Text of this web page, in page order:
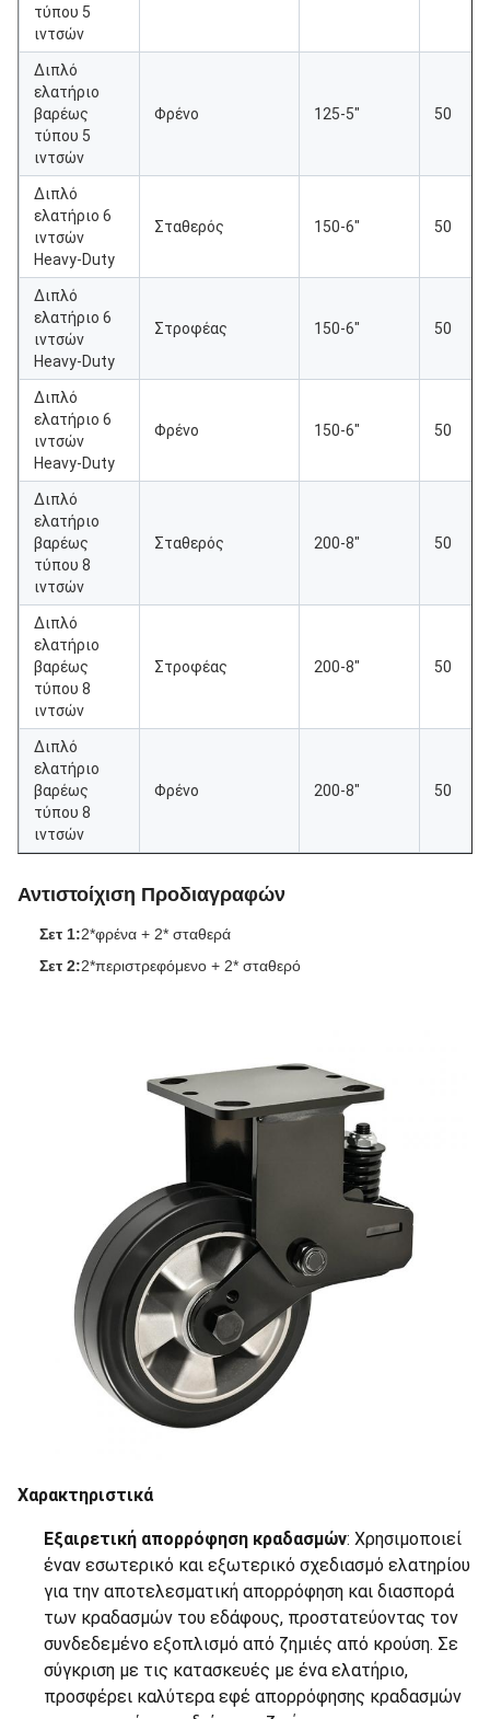
τύπου 5
ιντσών
Διπλό
ελατήριο
βαρέως
τύπου 5
ιντσών
Φρένο 125-5" 50
Διπλό
ελατήριο 6
ιντσών
Heavy-Duty
Σταθερός 150-6" 50
Διπλό
ελατήριο 6
ιντσών
Heavy-Duty
Στροφέας 150-6" 50
Διπλό
ελατήριο 6
ιντσών
Heavy-Duty
Φρένο 150-6" 50
Διπλό
ελατήριο
βαρέως
τύπου 8
ιντσών
Σταθερός 200-8" 50
Διπλό
ελατήριο
βαρέως
τύπου 8
ιντσών
Στροφέας 200-8" 50
Διπλό
ελατήριο
βαρέως
τύπου 8
ιντσών
Φρένο 200-8" 50
Αντιστοίχιση Προδιαγραφών
Σετ 1:2*φρένα + 2* σταθερά
Σετ 2:2*περιστρεφόμενο + 2* σταθερό
Χαρακτηριστικά
Εξαιρετική απορρόφηση κραδασμών: Χρησιμοποιεί
έναν εσωτερικό και εξωτερικό σχεδιασμό ελατηρίου
για την αποτελεσματική απορρόφηση και διασπορά
των κραδασμών του εδάφους, προστατεύοντας τον
συνδεδεμένο εξοπλισμό από ζημιές από κρούση. Σε
σύγκριση με τις κατασκευές με ένα ελατήριο,
προσφέρει καλύτερα εφέ απορρόφησης κραδασμών